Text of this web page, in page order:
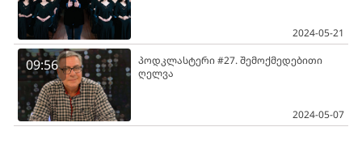
2024-05-21
09:56
პოდკლასტერი #27. შემოქმედებითი
ღელვა
2024-05-07